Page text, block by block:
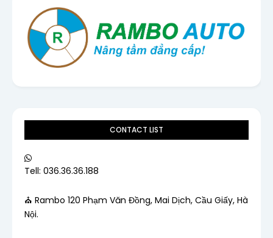
CONTACT LIST
Tell: 036.36.36.188
⛪ Rambo 120 Phạm Văn Đồng, Mai Dịch, Cầu Giấy, Hà
Nội.